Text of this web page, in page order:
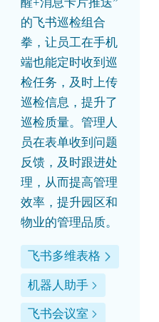
的飞书巡检组合
拳，让员工在手机
端也能定时收到巡
检任务，及时上传
巡检信息，提升了
巡检质量。管理人
员在表单收到问题
反馈，及时跟进处
理，从而提高管理
效率，提升园区和
物业的管理品质。
飞书多维表格
机器人助手
飞书会议室